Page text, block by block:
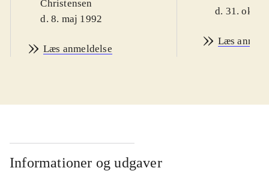
Christensen
d. 8. maj 1992
Læs anmeldelse
d. 31. okt.
Læs
Informationer og udgaver